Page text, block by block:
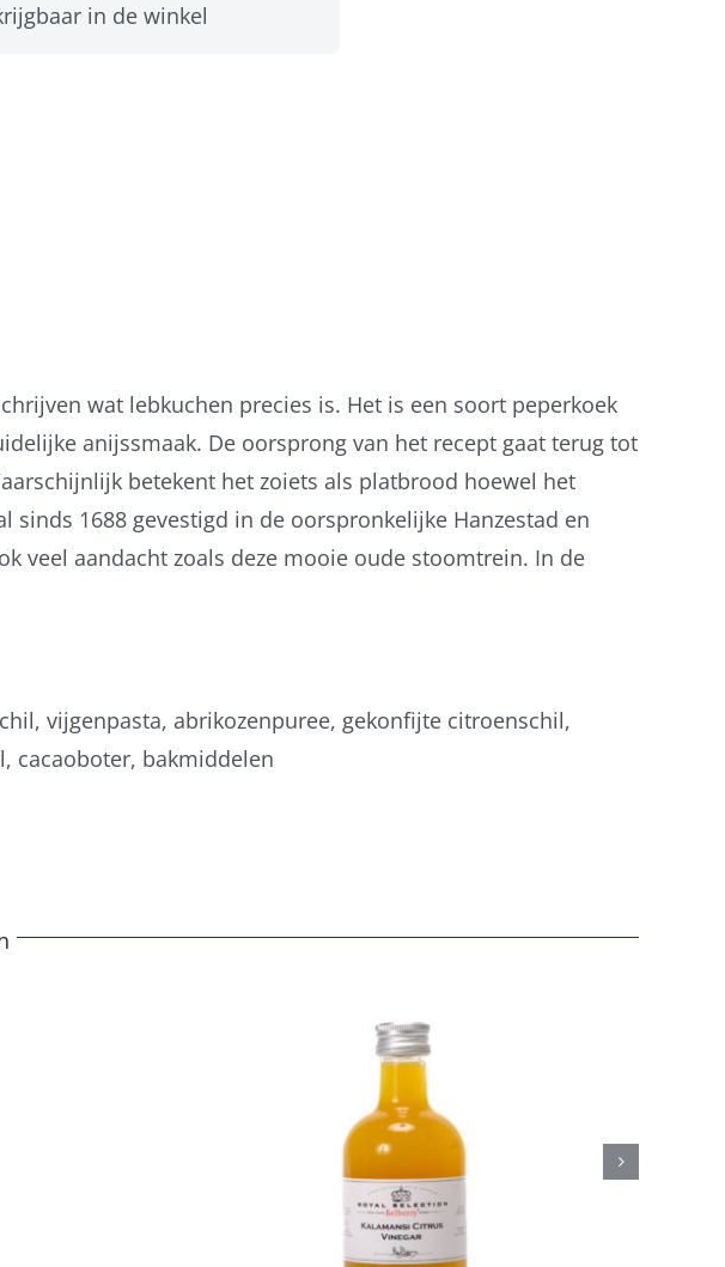
in de winkel
wat lebkuchen precies is. Het is een soort peperkoek
anijssmaak. De oorsprong van het recept gaat terug tot
betekent het zoiets als platbrood hoewel het
1688 gevestigd in de oorspronkelijke Hanzestad en
veel aandacht zoals deze mooie oude stoomtrein. In de
vijgenpasta, abrikozenpuree, gekonfijte citroenschil,
cacaoboter, bakmiddelen
Belberry Camaroon
mango azijn
Azijn Fine food
€8,50